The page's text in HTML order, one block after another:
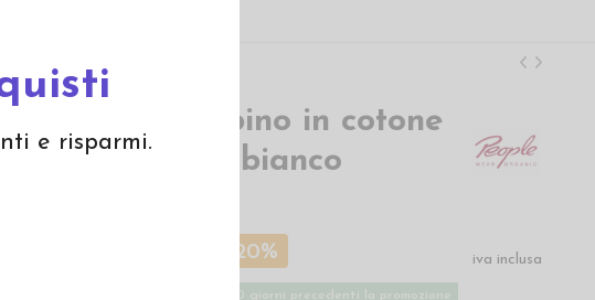
e risparmi.
bambino in cotone
"Mare" - col. bianco
-20% iva inclusa
€ Prezzo più basso applicato nei 30 giorni precedenti la promozione